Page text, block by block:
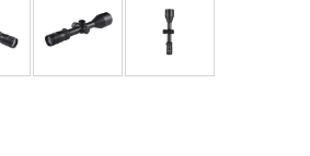
Pro lištu weaver a picatinny
Náboje na ZP